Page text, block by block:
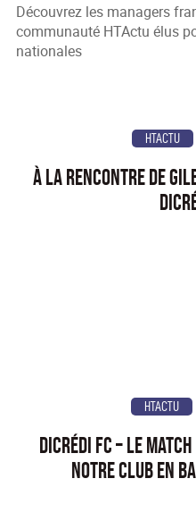
Découvrez les managers
communauté HTActu élus
nationales
HTACTU
À la rencontre de
HTACTU
Dicrédi FC – Le
notre Club en